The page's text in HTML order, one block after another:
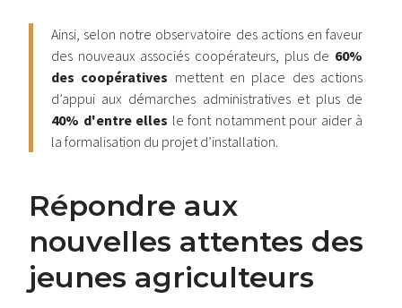
Ainsi, selon notre observatoire des actions en faveur
des nouveaux associés coopérateurs, plus de 60%
des coopératives mettent en place des actions
d’appui aux démarches administratives et plus de
40% d'entre elles le font notamment pour aider à
la formalisation du projet d’installation.
Répondre aux
nouvelles attentes des
jeunes agriculteurs